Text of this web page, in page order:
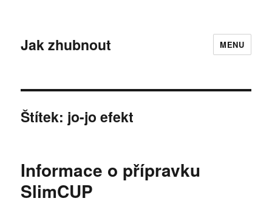
Jak zhubnout MENU
Štítek: jo-jo efekt
Informace o přípravku
SlimCUP